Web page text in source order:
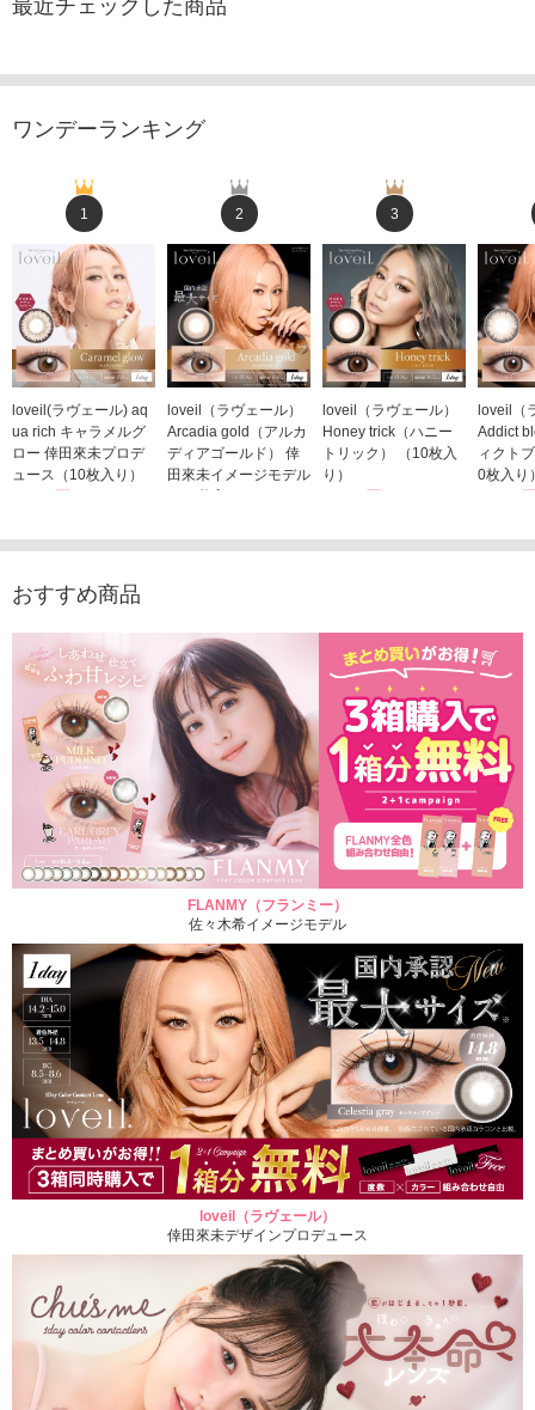
最近チェックした商品
ワンデーランキング
1
loveil(ラヴェール) aq
ua rich キャラメルグ
ロー 倖田來未プロデ
ュース（10枚入り）
2
loveil（ラヴェール）
Arcadia gold（アルカ
ディアゴールド） 倖
田來未イメージモデル
3
loveil（ラヴェール）
Honey trick（ハニー
トリック） （10枚入
り）
loveil（
Addict
ィクト
0枚入り
おすすめ商品
FLANMY（フランミー）
佐々木希イメージモデル
loveil（ラヴェール）
倖田來未デザインプロデュース